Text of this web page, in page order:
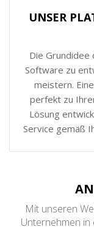
UNSER
Die
Software zu
meistern.
perfekt zu
Lösung
Service gemäß
Mit unseren
Unternehmen in